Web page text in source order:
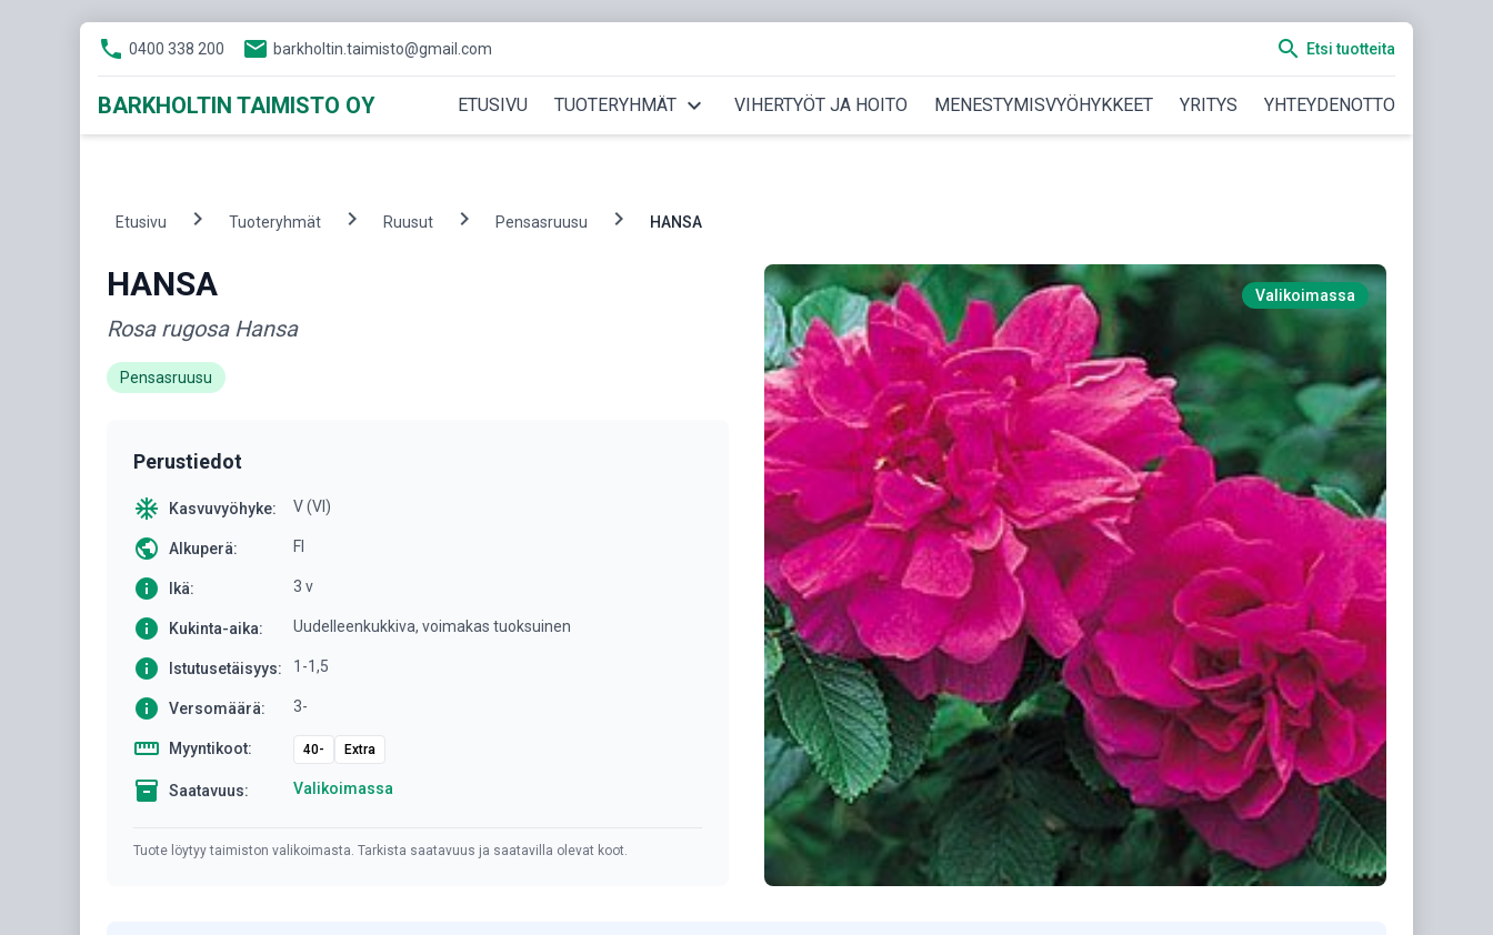
phone 0400 338 200 email barkholtin.taimisto@gmail.com search Etsi tuotteita
BARKHOLTIN TAIMISTO OY ETUSIVU TUOTERYHMÄT expand_more VIHERTYÖT JA HOITO MENESTYMISVYÖHYKKEET YRITYS YHTEYDENOTTO
Etusivu chevron_right Tuoteryhmät chevron_right Ruusut chevron_right Pensasruusu chevron_right HANSA
HANSA
Rosa rugosa Hansa
Pensasruusu
Perustiedot
ac_unit Kasvuvyöhyke: V (VI)
public Alkuperä: FI
info Ikä: 3 v
info Kukinta-aika: Uudelleenkukkiva, voimakas tuoksuinen
info Istutusetäisyys: 1-1,5
info Versomäärä: 3-
straighten Myyntikoot: 40- Extra
inventory Saatavuus: Valikoimassa
Tuote löytyy taimiston valikoimasta. Tarkista saatavuus ja saatavilla olevat koot.
Valikoimassa